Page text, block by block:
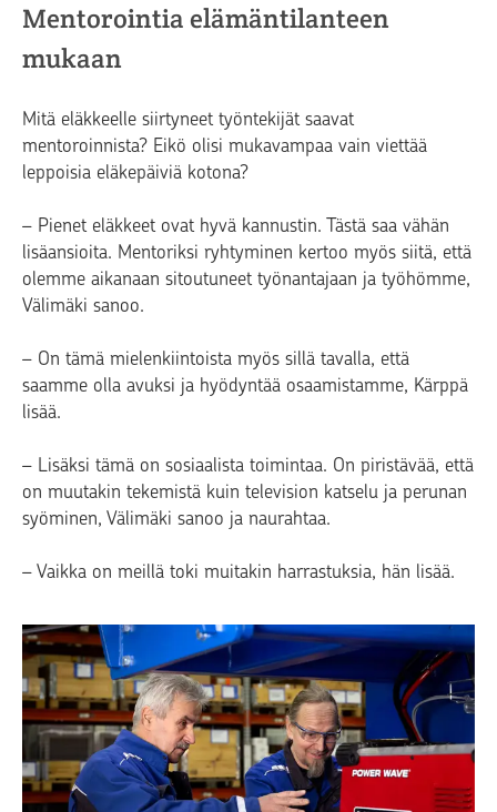
Mentorointia elämäntilanteen
mukaan
Mitä eläkkeelle siirtyneet työntekijät saavat
mentoroinnista? Eikö olisi mukavampaa vain viettää
leppoisia eläkepäiviä kotona?
– Pienet eläkkeet ovat hyvä kannustin. Tästä saa vähän
lisäansioita. Mentoriksi ryhtyminen kertoo myös siitä, että
olemme aikanaan sitoutuneet työnantajaan ja työhömme,
Välimäki sanoo.
– On tämä mielenkiintoista myös sillä tavalla, että
saamme olla avuksi ja hyödyntää osaamistamme, Kärppä
lisää.
– Lisäksi tämä on sosiaalista toimintaa. On piristävää, että
on muutakin tekemistä kuin television katselu ja perunan
syöminen, Välimäki sanoo ja naurahtaa.
– Vaikka on meillä toki muitakin harrastuksia, hän lisää.